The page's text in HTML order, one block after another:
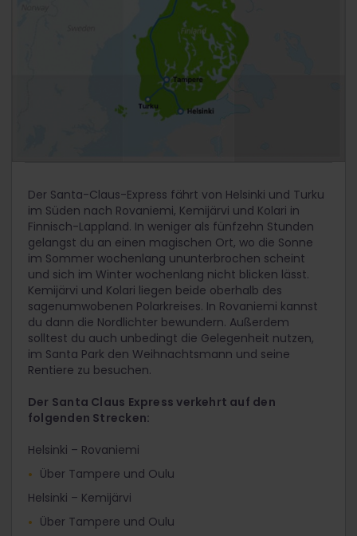
Der Santa-Claus-Express fährt von Helsinki und Turku
im Süden nach Rovaniemi, Kemijärvi und Kolari in
Finnisch-Lappland. In weniger als fünfzehn Stunden
gelangst du an einen magischen Ort, wo die Sonne
im Sommer wochenlang ununterbrochen scheint
und sich im Winter wochenlang nicht blicken lässt.
Kemijärvi und Kolari liegen beide oberhalb des
sagenumwobenen Polarkreises. In Rovaniemi kannst
du dann die Nordlichter bewundern. Außerdem
solltest du auch unbedingt die Gelegenheit nutzen,
im Santa Park den Weihnachtsmann und seine
Rentiere zu besuchen.
Der Santa Claus Express verkehrt auf den
folgenden Strecken:
Helsinki – Rovaniemi
Über Tampere und Oulu
Helsinki – Kemijärvi
Über Tampere und Oulu